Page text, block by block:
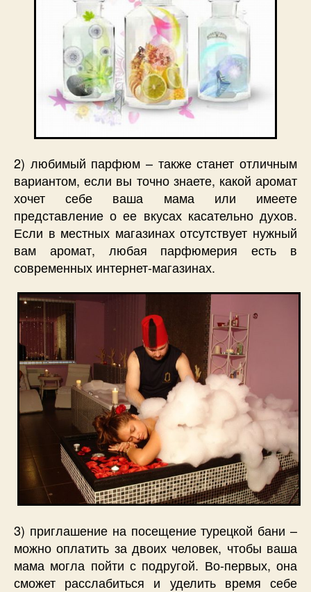
2) любимый парфюм – также станет отличным
вариантом, если вы точно знаете, какой аромат
хочет себе ваша мама или имеете
представление о ее вкусах касательно духов.
Если в местных магазинах отсутствует нужный
вам аромат, любая парфюмерия есть в
современных интернет-магазинах.
3) приглашение на посещение турецкой бани –
можно оплатить за двоих человек, чтобы ваша
мама могла пойти с подругой. Во-первых, она
сможет расслабиться и уделить время себе